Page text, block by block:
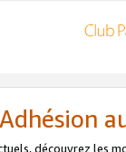
découvrez les